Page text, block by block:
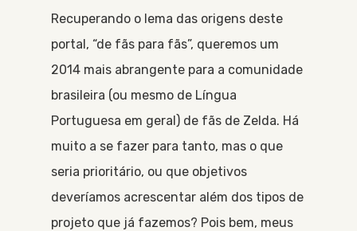
Recuperando o lema das origens deste
portal, “de fãs para fãs”, queremos um
2014 mais abrangente para a comunidade
brasileira (ou mesmo de Língua
Portuguesa em geral) de fãs de Zelda. Há
muito a se fazer para tanto, mas o que
seria prioritário, ou que objetivos
deveríamos acrescentar além dos tipos de
projeto que já fazemos? Pois bem, meus